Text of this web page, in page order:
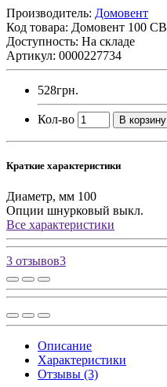
Производитель: Домовент
Код товара: Домовент 100 СВ
Доступность: На складе
Артикул: 0000227734
528грн.
Кол-во В корзину
Краткие характеристики
Диаметр, мм 100
Опции шнурковый выкл.
Все характеристики
3 отзывов3
Описание
Характеристики
Отзывы (3)